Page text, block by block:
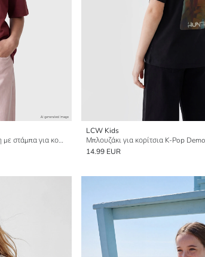
Μπλουζάκι με στρογγυλή λαιμόκοψη με στάμπα για κορίτσια
LCW Kids
14.99 EUR